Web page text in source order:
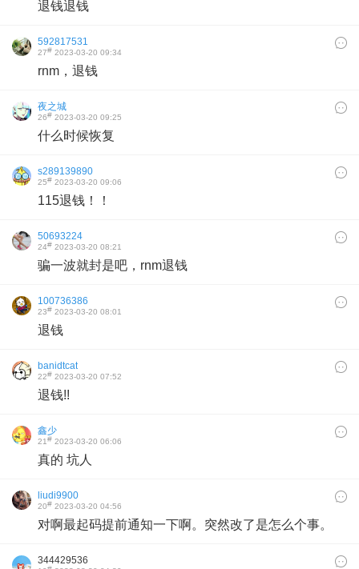
退钱退钱
592817531
27# 2023-03-20 09:34
rnm，退钱
夜之城
26# 2023-03-20 09:25
什么时候恢复
s289139890
25# 2023-03-20 09:06
115退钱！！
50693224
24# 2023-03-20 08:21
骗一波就封是吧，rnm退钱
100736386
23# 2023-03-20 08:01
退钱
banidtcat
22# 2023-03-20 07:52
退钱!!
鑫少
21# 2023-03-20 06:06
真的 坑人
liudi9900
20# 2023-03-20 04:56
对啊最起码提前通知一下啊。突然改了是怎么个事。
344429536